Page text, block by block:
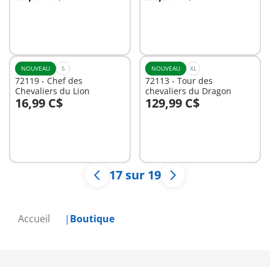
Accueil Boutique
NOUVEAU S
72119 - Chef des
Chevaliers du Lion
16,99 C$
Au panier
NOUVEAU XL
72113 - Tour des
chevaliers du Dragon
129,99 C$
Au panier
17 sur 19